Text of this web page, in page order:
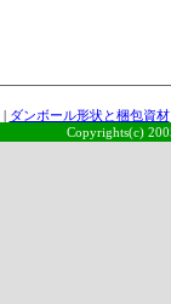
| ダンボール形状と梱包資材
Copyrights(c)